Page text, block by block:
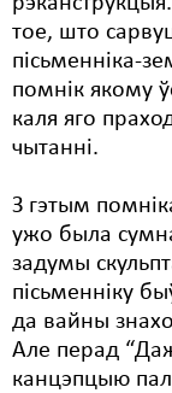
тое, што
пісьменніка-
помнік якому
каля яго
чытанні.
З гэтым
ужо была
задумы
пісьменніку
да вайны
Але перад
канцэпцыю